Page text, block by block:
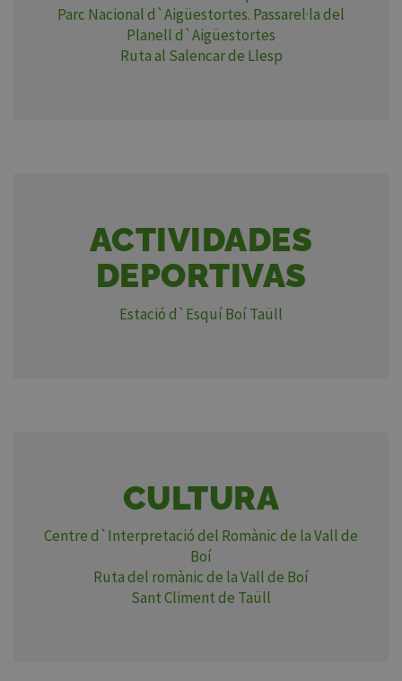
Parc Nacional d`Aigüestortes. Passarel·la del
Planell d`Aigüestortes
Ruta al Salencar de Llesp
ACTIVIDADES
DEPORTIVAS
Estació d`Esquí Boí Taüll
CULTURA
Centre d`Interpretació del Romànic de la Vall de
Boí
Ruta del romànic de la Vall de Boí
Sant Climent de Taüll